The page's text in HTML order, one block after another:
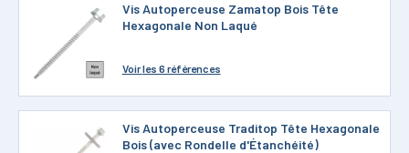
Vis Autoperceuse Zamatop Bois Tête
Hexagonale Non Laqué
Voirles 6 références
Vis Autoperceuse Traditop Tête Hexagonale
Bois (avec Rondelle d'Étanchéité)